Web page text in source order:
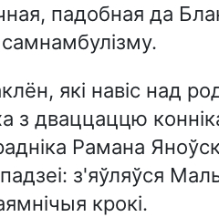
падобная да
які навіс над
з дваццаццю
Рамана
з'яўляўся
крокі.